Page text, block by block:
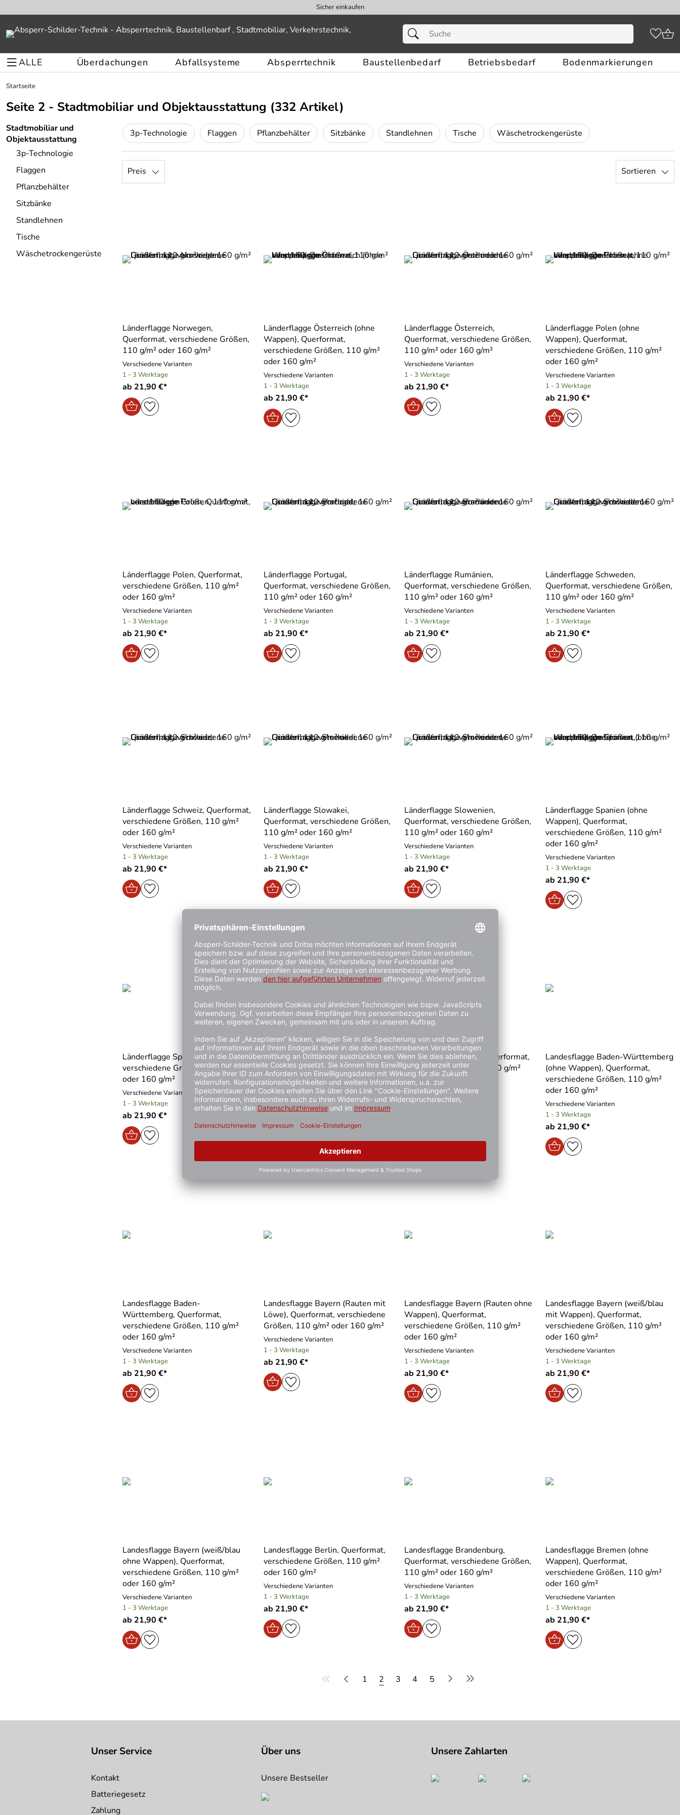
Sicher einkaufen
ALLE Überdachungen Abfallsysteme Absperrtechnik Baustellenbedarf Betriebsbedarf Bodenmarkierungen
Startseite
Seite 2 - Stadtmobiliar und Objektausstattung (332 Artikel)
Stadtmobiliar und
Objektausstattung
3p-Technologie
Flaggen
Pflanzbehälter
Sitzbänke
Standlehnen
Tische
Wäschetrockengerüste
3p-Technologie Flaggen Pflanzbehälter Sitzbänke Standlehnen Tische Wäschetrockengerüste
Preis Sortieren
Länderflagge Norwegen,
Querformat, verschiedene Größen,
110 g/m² oder 160 g/m²
Verschiedene Varianten
1 - 3 Werktage
ab 21,90 €*
Länderflagge Österreich (ohne
Wappen), Querformat,
verschiedene Größen, 110 g/m²
oder 160 g/m²
Verschiedene Varianten
1 - 3 Werktage
ab 21,90 €*
Länderflagge Österreich,
Querformat, verschiedene Größen,
110 g/m² oder 160 g/m²
Verschiedene Varianten
1 - 3 Werktage
ab 21,90 €*
Länderflagge Polen (ohne
Wappen), Querformat,
verschiedene Größen, 110 g/m²
oder 160 g/m²
Verschiedene Varianten
1 - 3 Werktage
ab 21,90 €*
Länderflagge Polen, Querformat,
verschiedene Größen, 110 g/m²
oder 160 g/m²
Verschiedene Varianten
1 - 3 Werktage
ab 21,90 €*
Länderflagge Portugal,
Querformat, verschiedene Größen,
110 g/m² oder 160 g/m²
Verschiedene Varianten
1 - 3 Werktage
ab 21,90 €*
Länderflagge Rumänien,
Querformat, verschiedene Größen,
110 g/m² oder 160 g/m²
Verschiedene Varianten
1 - 3 Werktage
ab 21,90 €*
Länderflagge Schweden,
Querformat, verschiedene Größen,
110 g/m² oder 160 g/m²
Verschiedene Varianten
1 - 3 Werktage
ab 21,90 €*
Länderflagge Schweiz, Querformat,
verschiedene Größen, 110 g/m²
oder 160 g/m²
Verschiedene Varianten
1 - 3 Werktage
ab 21,90 €*
Länderflagge Slowakei,
Querformat, verschiedene Größen,
110 g/m² oder 160 g/m²
Verschiedene Varianten
1 - 3 Werktage
ab 21,90 €*
Länderflagge Slowenien,
Querformat, verschiedene Größen,
110 g/m² oder 160 g/m²
Verschiedene Varianten
1 - 3 Werktage
ab 21,90 €*
Länderflagge Spanien (ohne
Wappen), Querformat,
verschiedene Größen, 110 g/m²
oder 160 g/m²
Verschiedene Varianten
1 - 3 Werktage
ab 21,90 €*
Länderflagge Spanien, Querformat,
verschiedene Größen, 110 g/m²
oder 160 g/m²
Verschiedene Varianten
1 - 3 Werktage
ab 21,90 €*
Länderflagge Tschechien,
Querformat, verschiedene Größen,
110 g/m² oder 160 g/m²
Verschiedene Varianten
1 - 3 Werktage
ab 21,90 €*
Länderflagge Ungarn, Querformat,
verschiedene Größen, 110 g/m²
oder 160 g/m²
Verschiedene Varianten
1 - 3 Werktage
Landesflagge Baden-Württemberg
(ohne Wappen), Querformat,
verschiedene Größen, 110 g/m²
oder 160 g/m²
Verschiedene Varianten
1 - 3 Werktage
ab 21,90 €*
Landesflagge Baden-
Württemberg, Querformat,
verschiedene Größen, 110 g/m²
oder 160 g/m²
Verschiedene Varianten
1 - 3 Werktage
ab 21,90 €*
Landesflagge Bayern (Rauten mit
Löwe), Querformat, verschiedene
Größen, 110 g/m² oder 160 g/m²
Verschiedene Varianten
1 - 3 Werktage
ab 21,90 €*
Landesflagge Bayern (Rauten ohne
Wappen), Querformat,
verschiedene Größen, 110 g/m²
oder 160 g/m²
Verschiedene Varianten
1 - 3 Werktage
ab 21,90 €*
Landesflagge Bayern (weiß/blau
mit Wappen), Querformat,
verschiedene Größen, 110 g/m²
oder 160 g/m²
Verschiedene Varianten
1 - 3 Werktage
ab 21,90 €*
Landesflagge Bayern (weiß/blau
ohne Wappen), Querformat,
verschiedene Größen, 110 g/m²
oder 160 g/m²
Verschiedene Varianten
1 - 3 Werktage
ab 21,90 €*
Landesflagge Berlin, Querformat,
verschiedene Größen, 110 g/m²
oder 160 g/m²
Verschiedene Varianten
1 - 3 Werktage
ab 21,90 €*
Landesflagge Brandenburg,
Querformat, verschiedene Größen,
110 g/m² oder 160 g/m²
Verschiedene Varianten
1 - 3 Werktage
ab 21,90 €*
Landesflagge Bremen (ohne
Wappen), Querformat,
verschiedene Größen, 110 g/m²
oder 160 g/m²
Verschiedene Varianten
1 - 3 Werktage
ab 21,90 €*
1 2 3 4 5
Unser Service
Kontakt
Batteriegesetz
Zahlung
Über uns
Unsere Bestseller
Unsere Zahlarten